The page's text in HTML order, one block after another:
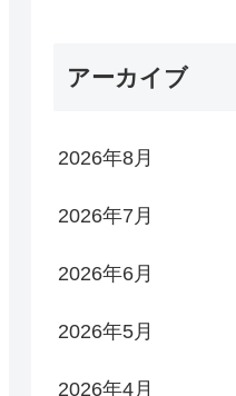
アーカイブ
2026年8月
2026年7月
2026年6月
2026年5月
2026年4月